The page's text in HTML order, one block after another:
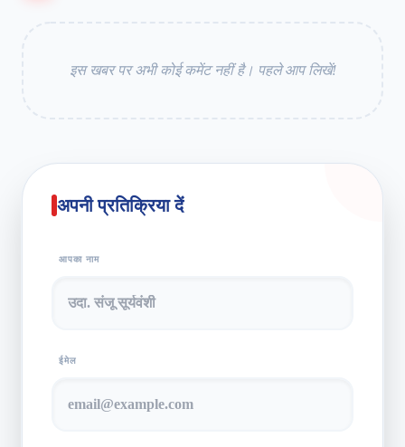
इस खबर पर अभी कोई कमेंट नहीं है। पहले आप लिखें!
अपनी प्रतिक्रिया दें
आपका नाम
ईमेल